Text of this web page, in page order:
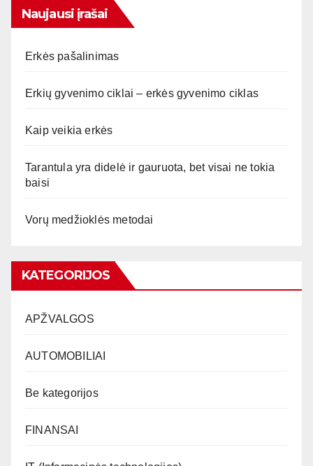
Naujausi įrašai
Erkės pašalinimas
Erkių gyvenimo ciklai – erkės gyvenimo ciklas
Kaip veikia erkės
Tarantula yra didelė ir gauruota, bet visai ne tokia
baisi
Vorų medžioklės metodai
KATEGORIJOS
APŽVALGOS
AUTOMOBILIAI
Be kategorijos
FINANSAI